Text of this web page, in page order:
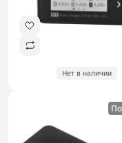
Нет в наличии